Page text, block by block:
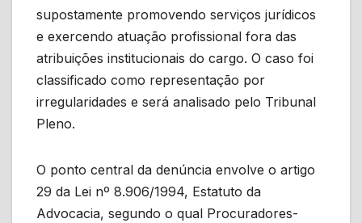
supostamente promovendo serviços jurídicos
e exercendo atuação profissional fora das
atribuições institucionais do cargo. O caso foi
classificado como representação por
irregularidades e será analisado pelo Tribunal
Pleno.
O ponto central da denúncia envolve o artigo
29 da Lei nº 8.906/1994, Estatuto da
Advocacia, segundo o qual Procuradores-